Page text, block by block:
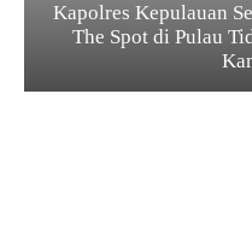
Kapolres Kepulauan
The Spot di Pulau